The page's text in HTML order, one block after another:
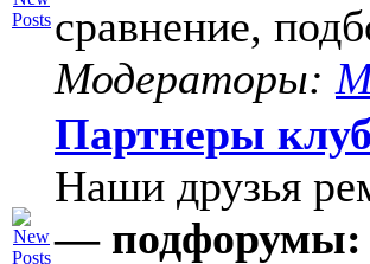
сравнение,
Модераторы:
Партнеры
Наши друзья
— подфорумы: